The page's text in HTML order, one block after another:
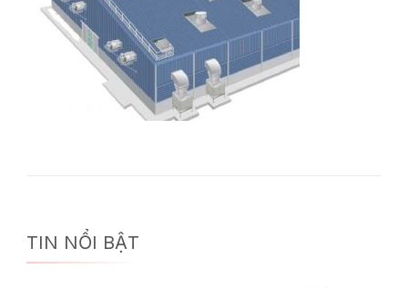
TIN NỔI BẬT